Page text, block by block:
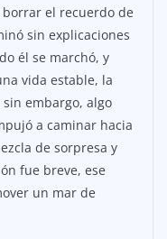
el recuerdo de
sin explicaciones
él se marchó, y
vida estable, la
embargo, algo
a caminar hacia
de sorpresa y
fue breve, ese
un mar de